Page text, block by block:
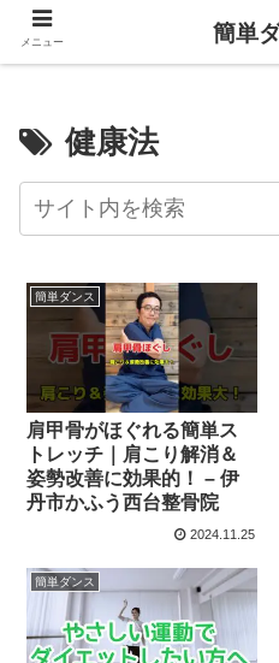
健康法
簡単ダンス
肩甲骨がほぐれる簡単ス
トレッチ｜肩こり解消＆
姿勢改善に効果的！ – 伊
丹市かふう西台整骨院
2024.11.25
簡単ダンス
メニュー 簡単